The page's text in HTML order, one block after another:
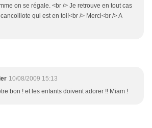
on se régale. <br /> Je retrouve en tout cas
qui est en toi!<br /> Merci<br /> A
10/08/2009 15:13
bon ! et les enfants doivent adorer !! Miam !